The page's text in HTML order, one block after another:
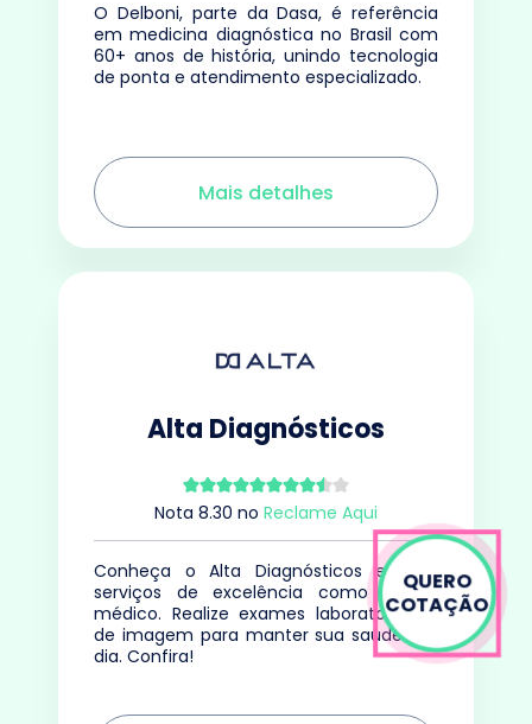
O Delboni, parte da Dasa, é referência
em medicina diagnóstica no Brasil com
60+ anos de história, unindo tecnologia
de ponta e atendimento especializado.
Mais detalhes
Alta Diagnósticos
Nota 8.30 no Reclame Aqui
Conheça o Alta Diagnósticos e seus
serviços de excelência como centro
médico. Realize exames laboratoriais e
de imagem para manter sua saúde em
dia. Confira!
QUERO
COTAÇÃO